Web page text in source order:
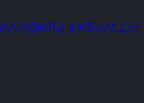
#人の顔#消えず#浮かび上が